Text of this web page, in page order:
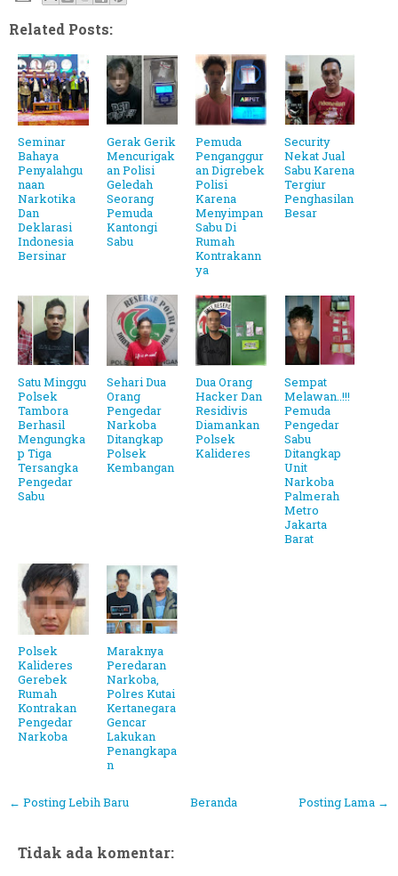
Related Posts:
Seminar
Bahaya
Penyalahgu
naan
Narkotika
Dan
Deklarasi
Indonesia
Bersinar
Gerak Gerik
Mencurigak
an Polisi
Geledah
Seorang
Pemuda
Kantongi
Sabu
Pemuda
Penganggur
an Digrebek
Polisi
Karena
Menyimpan
Sabu Di
Rumah
Kontrakann
ya
Security
Nekat Jual
Sabu Karena
Tergiur
Penghasilan
Besar
Satu Minggu
Polsek
Tambora
Berhasil
Mengungka
p Tiga
Tersangka
Pengedar
Sabu
Sehari Dua
Orang
Pengedar
Narkoba
Ditangkap
Polsek
Kembangan
Dua Orang
Hacker Dan
Residivis
Diamankan
Polsek
Kalideres
Sempat
Melawan..!!!
Pemuda
Pengedar
Sabu
Ditangkap
Unit
Narkoba
Palmerah
Metro
Jakarta
Barat
Polsek
Kalideres
Gerebek
Rumah
Kontrakan
Pengedar
Narkoba
Maraknya
Peredaran
Narkoba,
Polres Kutai
Kertanegara
Gencar
Lakukan
Penangkapa
n
← Posting Lebih Baru Posting Lama →
Beranda
Tidak ada komentar: